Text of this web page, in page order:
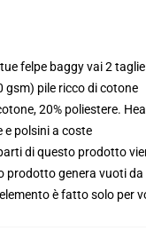
felpe baggy vai 2 taglie
gsm) pile ricco di cotone
20% poliestere.
e polsini a coste
di questo prodotto
prodotto genera vuoti
è fatto solo per